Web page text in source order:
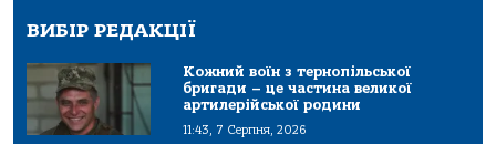
ВИБІР РЕДАКЦІЇ
Кожний воїн з тернопільської
бригади – це частина великої
артилерійської родини
11:43, 7 Серпня, 2026